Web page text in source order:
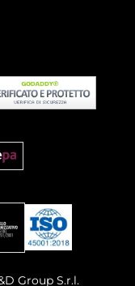
Group S.r.l.